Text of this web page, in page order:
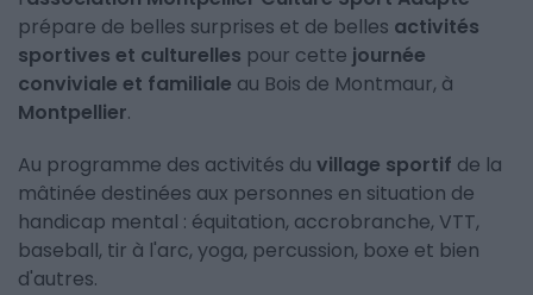
prépare de belles surprises et de belles activités
sportives et culturelles pour cette journée
conviviale et familiale au Bois de Montmaur, à
Montpellier.
Au programme des activités du village sportif de la
mâtinée destinées aux personnes en situation de
handicap mental : équitation, accrobranche, VTT,
baseball, tir à l'arc, yoga, percussion, boxe et bien
d'autres.